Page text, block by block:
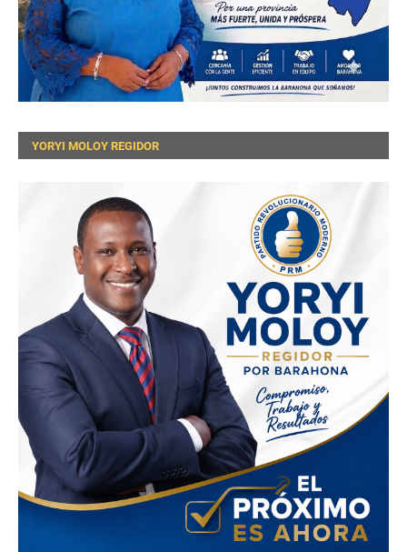
YORYI MOLOY REGIDOR